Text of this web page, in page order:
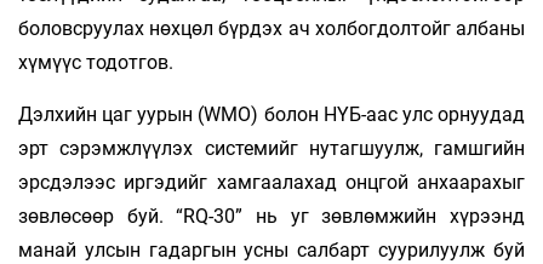
боловсруулах нөхцөл бүрдэх ач холбогдолтойг албаны
хүмүүс тодотгов.
Дэлхийн цаг уурын (WMO) болон НҮБ-аас улс орнуудад
эрт сэрэмжлүүлэх системийг нутагшуулж, гамшгийн
эрсдэлээс иргэдийг хамгаалахад онцгой анхаарахыг
зөвлөсөөр буй. “RQ-30” нь уг зөвлөмжийн хүрээнд
манай улсын гадаргын усны салбарт суурилуулж буй